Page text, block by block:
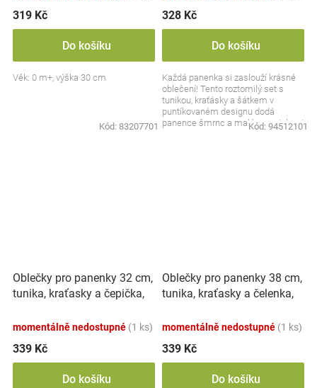
319 Kč
Do košíku
Věk: 0 m+, výška 30 cm
Kód: 83207701
328 Kč
Do košíku
Každá panenka si zaslouží krásné
oblečení! Tento roztomilý set s
tunikou, kraťásky a šátkem v
puntíkovaném designu dodá
panence šmrnc a malé maminky si
Kód: 94512101
Oblečky pro panenky 32 cm,
tunika, kraťasky a čepička,
momentálně nedostupné (1 ks)
339 Kč
Do košíku
Oblečky pro panenky 38 cm,
tunika, kraťasky a čelenka,
momentálně nedostupné (1 ks)
339 Kč
Do košíku